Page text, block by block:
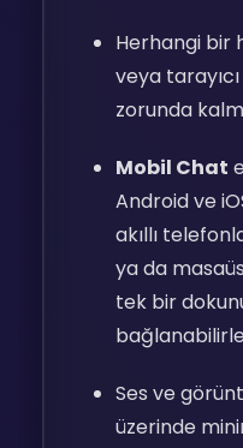
Herhangi bir
veya
zorunda
Mobil Chat
Android ve
akıllı
ya da
tek bir
Ses ve
üzerinde